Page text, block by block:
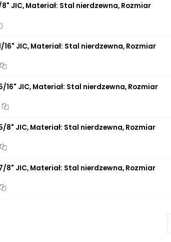
JIC, Materiał: Stal nierdzewna, Rozmiar
JIC, Materiał: Stal nierdzewna, Rozmiar
16" JIC, Materiał: Stal nierdzewna, Rozmiar
8" JIC, Materiał: Stal nierdzewna, Rozmiar
8" JIC, Materiał: Stal nierdzewna, Rozmiar